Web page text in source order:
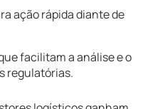
ação rápida diante de
facilitam a análise e o
regulatórias.